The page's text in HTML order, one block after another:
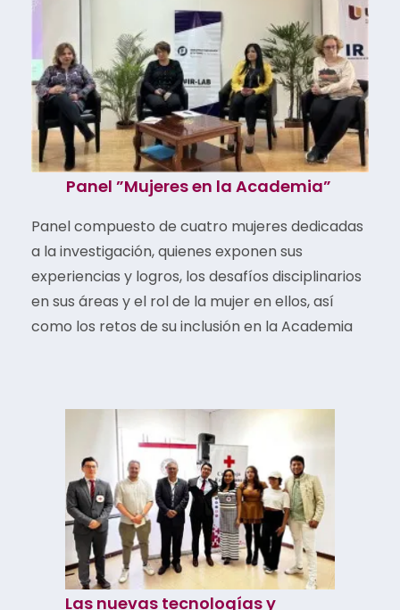
Panel ”Mujeres en la Academia”
Panel compuesto de cuatro mujeres dedicadas
a la investigación, quienes exponen sus
experiencias y logros, los desafíos disciplinarios
en sus áreas y el rol de la mujer en ellos, así
como los retos de su inclusión en la Academia
Las nuevas tecnologías y